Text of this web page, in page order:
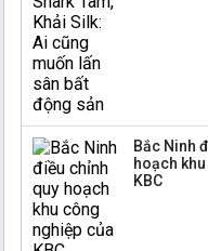
Bắc Ninh
hoạch
KBC